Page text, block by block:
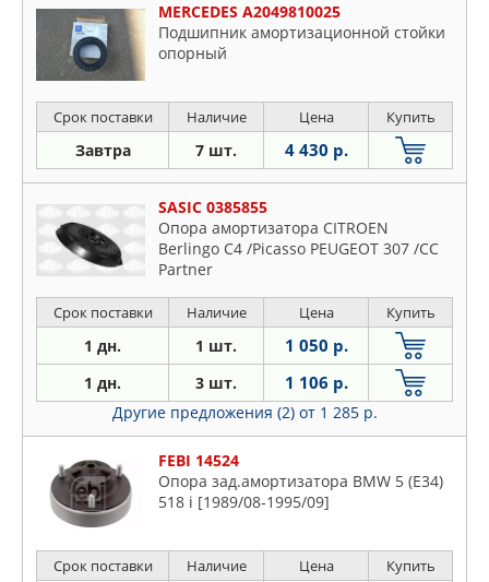
MERCEDES A2049810025
Подшипник амортизационной стойки
опорный
Срок поставки Наличие Цена Купить
Завтра 7 шт. 4 430 р.
SASIC 0385855
Опора амортизатора CITROEN
Berlingo C4 /Picasso PEUGEOT 307 /CC
Partner
Срок поставки Наличие Цена Купить
1 дн. 1 шт. 1 050 р.
1 дн. 3 шт. 1 106 р.
Другие предложения (2) от 1 285 р.
FEBI 14524
Опора зад.амортизатора BMW 5 (E34)
518 i [1989/08-1995/09]
Срок поставки Наличие Цена Купить